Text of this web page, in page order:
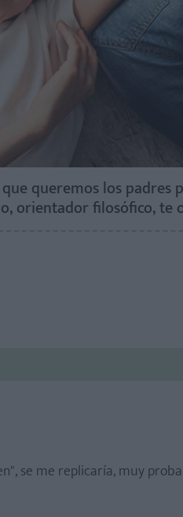
queremos los padres
orientador filosófico,
se me replicaría, muy